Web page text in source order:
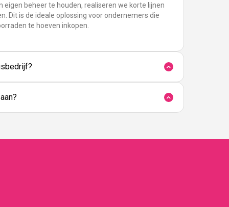
beheer te houden, realiseren we korte lijnen
Dit is de ideale oplossing voor ondernemers die
te hoeven inkopen.